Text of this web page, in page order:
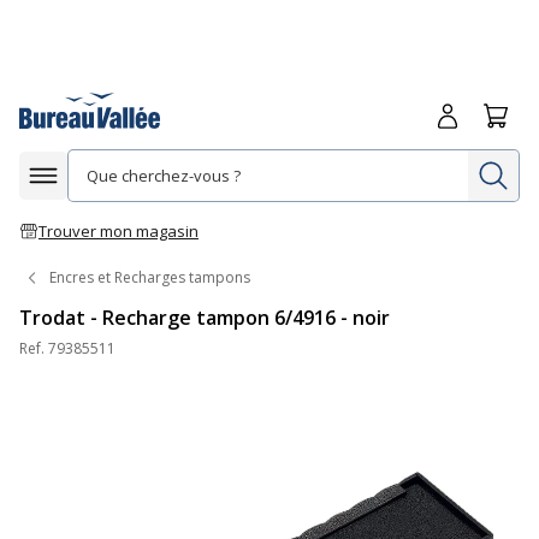
Afficher la navigation
Trouver mon magasin
Me
Encres et Recharges tampons
Trodat - Recharge tampon 6/4916 - noir
Ref. 79385511